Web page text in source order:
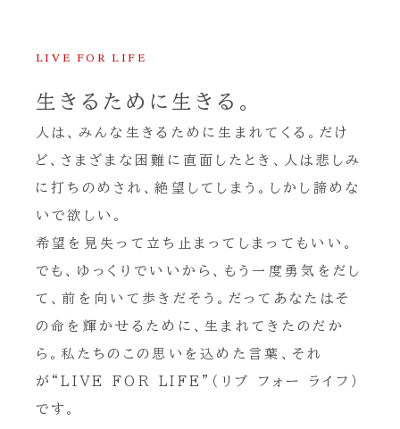
LIVE FOR LIFE
生きるために生きる。
人は、みんな生きるために生まれてくる。だけ
ど、さまざまな困難に直面したとき、人は悲しみ
に打ちのめされ、絶望してしまう。しかし諦めな
いで欲しい。
希望を見失って立ち止まってしまってもいい。
でも、ゆっくりでいいから、もう一度勇気をだし
て、前を向いて歩きだそう。だってあなたはそ
の命を輝かせるために、生まれてきたのだか
ら。私たちのこの思いを込めた言葉、それ
が“LIVE FOR LIFE”（リブ フォー ライフ）
です。